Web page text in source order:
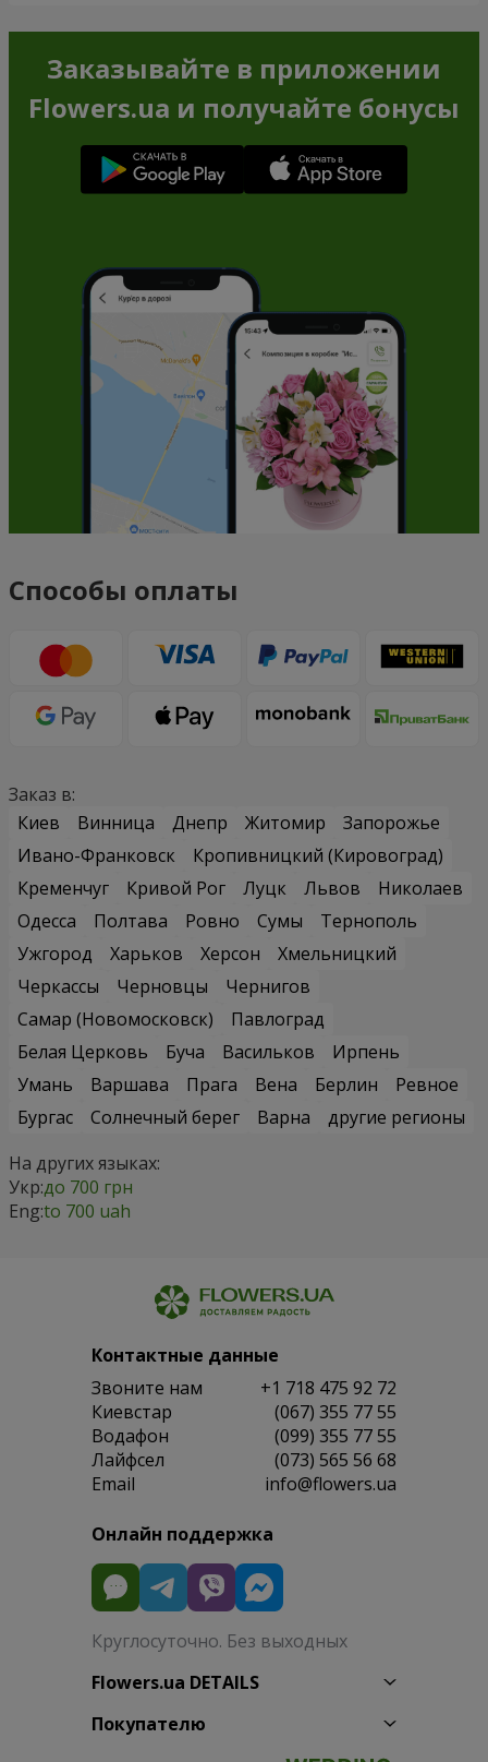
Заказывайте в приложении
Flowers.ua и получайте бонусы
Способы оплаты
Заказ в:
Киев
Винница Днепр Житомир
Запорожье
Ивано-Франковск
Кропивницкий (Кировоград)
Кременчуг
Кривой Рог Луцк Львов
Николаев
Одесса
Полтава Ровно Сумы
Тернополь
Ужгород
Харьков Херсон
Хмельницкий
Черкассы
Черновцы
Чернигов
Самар (Новомосковск)
Павлоград
Белая Церковь
Буча Васильков
Ирпень
Умань
Варшава Прага Вена Берлин
Ревное
Бургас
Солнечный берег Варна
другие регионы
На других языках:
Укр:до 700 грн
Eng:to 700 uah
Контактные данные
Звоните нам
+1 718 475 92 72
Киевстар
(067) 355 77 55
Водафон
(099) 355 77 55
Лайфсел
(073) 565 56 68
Email
info@flowers.ua
Онлайн поддержка
Круглосуточно. Без выходных
Flowers.ua DETAILS
Покупателю